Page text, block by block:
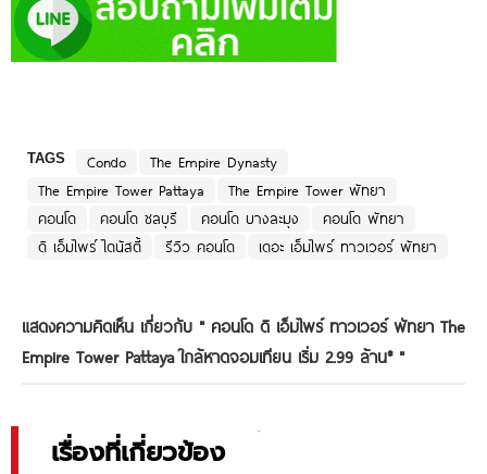
TAGS Condo
The Empire Dynasty
The Empire Tower Pattaya
The Empire Tower พัทยา
คอนโด
คอนโด ชลบุรี คอนโด บางละมุง
คอนโด พัทยา
ดิ เอ็มไพร์ ไดนัสตี้
รีวิว คอนโด เดอะ เอ็มไพร์ ทาวเวอร์ พัทยา
แสดงความคิดเห็น เกี่ยวกับ " คอนโด ดิ เอ็มไพร์ ทาวเวอร์ พัทยา The
Empire Tower Pattaya ใกล้หาดจอมเทียน เริ่ม 2.99 ล้าน*"
เรื่องที่เกี่ยวข้อง